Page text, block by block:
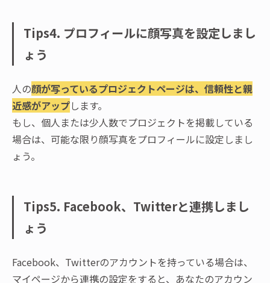
Tips4. プロフィールに顔写真を設定しまし
ょう
人の顔が写っているプロジェクトページは、信頼性と親
近感がアップします。
もし、個人または少人数でプロジェクトを掲載している
場合は、可能な限り顔写真をプロフィールに設定しまし
ょう。
Tips5. Facebook、Twitterと連携しまし
ょう
Facebook、Twitterのアカウントを持っている場合は、
マイページから連携の設定をすると、あなたのアカウン